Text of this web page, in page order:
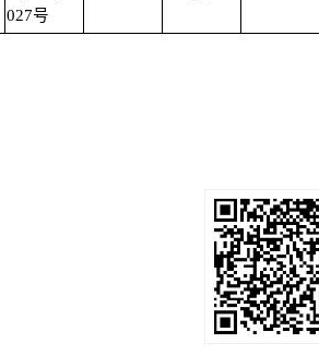
027号